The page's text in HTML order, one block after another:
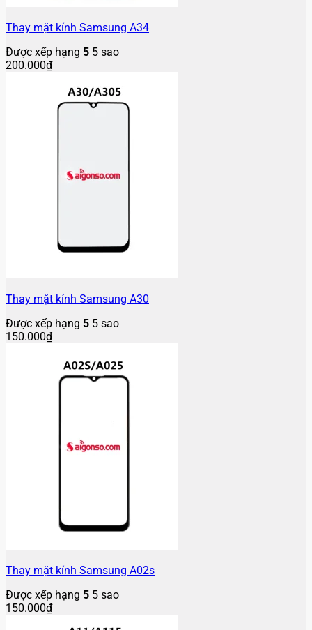
Thay mặt kính Samsung A34
Được xếp hạng 5 5 sao
200.000₫
Thay mặt kính Samsung A30
Được xếp hạng 5 5 sao
150.000₫
Thay mặt kính Samsung A02s
Được xếp hạng 5 5 sao
150.000₫